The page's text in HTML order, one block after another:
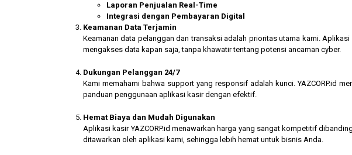
Laporan Penjualan Real-Time
Integrasi dengan Pembayaran Digital
Keamanan Data Terjamin
Keamanan data pelanggan dan transaksi adalah prioritas utama kami.
mengakses data kapan saja, tanpa khawatir tentang potensi ancaman cyber.
Dukungan Pelanggan 24/7
Kami memahami bahwa support yang responsif adalah kunci. YAZCORP.id
panduan penggunaan aplikasi kasir dengan efektif.
Hemat Biaya dan Mudah Digunakan
Aplikasi kasir YAZCORP.id menawarkan harga yang sangat kompetitif
ditawarkan oleh aplikasi kami, sehingga lebih hemat untuk bisnis Anda.